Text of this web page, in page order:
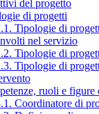
del progetto
di progetti
Tipologie di
nel servizio
Tipologie di
Tipologie di
ruoli e figure
Coordinatore di